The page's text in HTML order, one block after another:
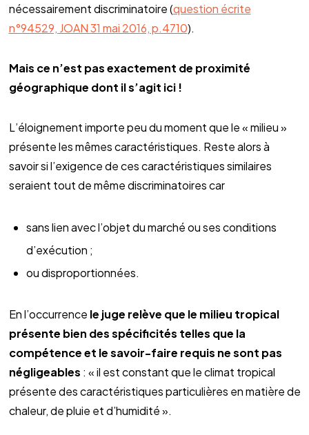
nécessairement discriminatoire (question écrite
n°94529, JOAN 31 mai 2016, p.4710).
Mais ce n’est pas exactement de proximité
géographique dont il s’agit ici !
L’éloignement importe peu du moment que le « milieu »
présente les mêmes caractéristiques. Reste alors à
savoir si l’exigence de ces caractéristiques similaires
seraient tout de même discriminatoires car
sans lien avec l’objet du marché ou ses conditions
d’exécution ;
ou disproportionnées.
En l’occurrence le juge relève que le milieu tropical
présente bien des spécificités telles que la
compétence et le savoir-faire requis ne sont pas
négligeables : « il est constant que le climat tropical
présente des caractéristiques particulières en matière de
chaleur, de pluie et d’humidité ».